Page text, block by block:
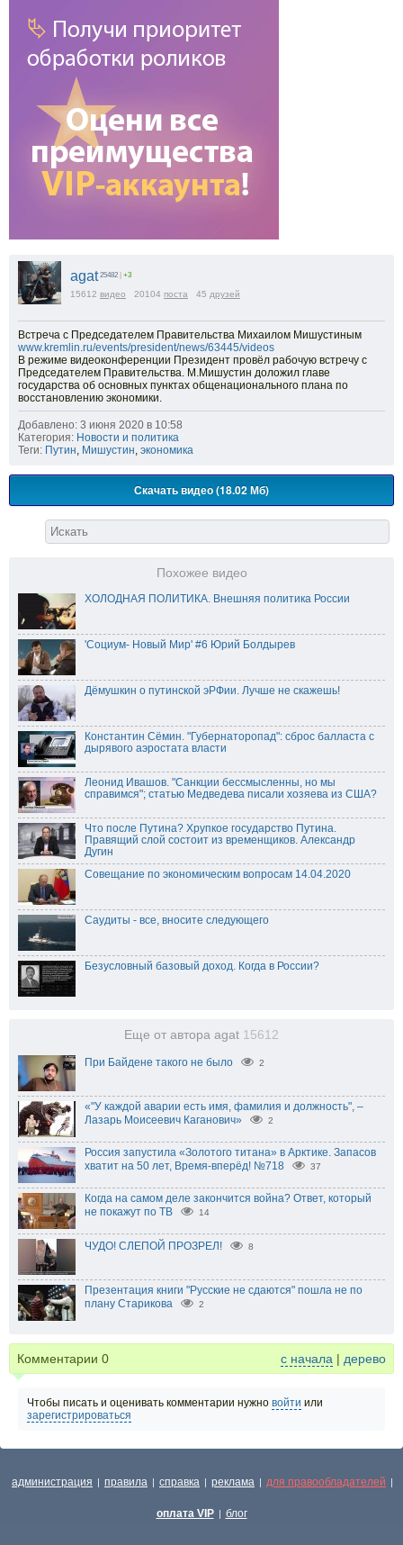
agat 25482 +3
15612 видео 20104 поста 45 друзей
Встреча с Председателем Правительства Михаилом Мишустиным
www.kremlin.ru/events/president/news/63445/videos
В режиме видеоконференции Президент провёл рабочую встречу с
Председателем Правительства. М.Мишустин доложил главе
государства об основных пунктах общенационального плана по
восстановлению экономики.
Добавлено: 3 июня 2020 в 10:58
Категория: Новости и политика
Теги: Путин, Мишустин, экономика
Скачать видео (18.02 Мб)
Похожее видео
ХОЛОДНАЯ ПОЛИТИКА. Внешняя политика России
'Социум- Новый Мир' #6 Юрий Болдырев
Дёмушкин о путинской эРФии. Лучше не скажешь!
Константин Сёмин. "Губернаторопад": сброс балласта с
дырявого аэростата власти
Леонид Ивашов. "Санкции бессмысленны, но мы
справимся"; статью Медведева писали хозяева из США?
Что после Путина? Хрупкое государство Путина.
Правящий слой состоит из временщиков. Александр
Дугин
Совещание по экономическим вопросам 14.04.2020
Саудиты - все, вносите следующего
Безусловный базовый доход. Когда в России?
Еще от автора agat 15612
При Байдене такого не было 2
«"У каждой аварии есть имя, фамилия и должность", –
Лазарь Моисеевич Каганович»
2
Россия запустила «Золотого титана» в Арктике. Запасов
хватит на 50 лет, Время-вперёд! №718
37
Когда на самом деле закончится война? Ответ, который
не покажут по ТВ
14
ЧУДО! СЛЕПОЙ ПРОЗРЕЛ! 8
Презентация книги "Русские не сдаются" пошла не по
плану Старикова
2
Комментарии 0 с начала | дерево
Чтобы писать и оценивать комментарии нужно войти или
зарегистрироваться
администрация | правила | справка | реклама | для правообладателей |
оплата VIP | блог